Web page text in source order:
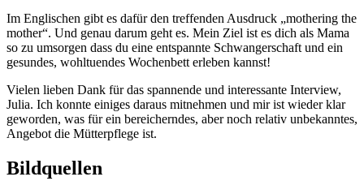
Im Englischen gibt es dafür den treffenden Ausdruck „mothering the
mother“. Und genau darum geht es. Mein Ziel ist es dich als Mama
so zu umsorgen dass du eine entspannte Schwangerschaft und ein
gesundes, wohltuendes Wochenbett erleben kannst!
Vielen lieben Dank für das spannende und interessante Interview,
Julia. Ich konnte einiges daraus mitnehmen und mir ist wieder klar
geworden, was für ein bereicherndes, aber noch relativ unbekanntes,
Angebot die Mütterpflege ist.
Bildquellen